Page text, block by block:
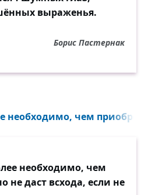
выраженья.
Борис Пастернак
необходимо, чем
необходимо, чем
не даст всхода, если не